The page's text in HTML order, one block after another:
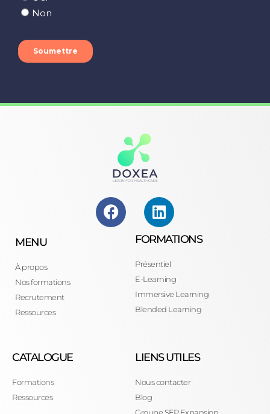
MENU
À propos
Nos formations
Recrutement
Ressources
FORMATIONS
Présentiel
E-Learning
Immersive Learning
Blended Learning
CATALOGUE
Formations
Ressources
LIENS UTILES
Nous contacter
Blog
Groupe SFP Expansion